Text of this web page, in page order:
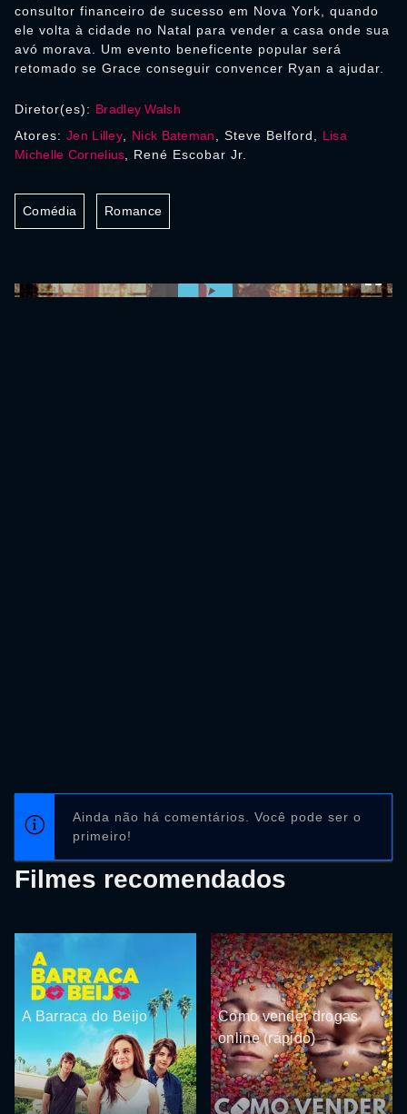
consultor financeiro de sucesso em Nova York, quando
ele volta à cidade no Natal para vender a casa onde sua
avó morava. Um evento beneficente popular será
retomado se Grace conseguir convencer Ryan a ajudar.
Diretor(es): Bradley Walsh
Atores: Jen Lilley Nick Bateman , Steve Belford, Lisa
Michelle Cornelius , René Escobar Jr.
Comédia Romance
Ainda não há comentários. Você pode ser o
primeiro!
Filmes recomendados
A Barraca do Beijo
Como vender drogas
online (rápido)